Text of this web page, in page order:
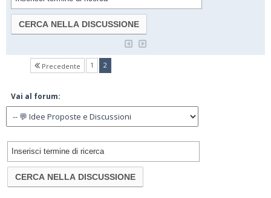
Precedente 1 2(current)
Vai al forum: